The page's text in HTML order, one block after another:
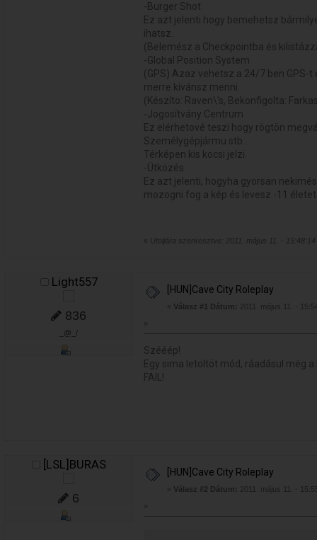
-Burger Shot
Ez azt jelenti hogy bemehetsz
ihatsz.
(Belemész a Checkpointba és
-Global Position System
(GPS) Azaz vehetsz a 24/7 ben
merre kívánsz menni.
(Készíto: Raven\'s, Bekonfigolta:
-Jogosítvány Centrum
Ez elérhetové teszi hogy rögtön
Személygépjármu stb...
Térképen kis kocsi jelzi.
-Ütközés
Ez azt jelenti, hogyha gyorsan
mozogni fog a kép és levesz -11
« Utoljára szerkesztve: 2011. május 11. -
Light557
836
_@_/
[HUN]Cave City Roleplay
« Válasz #1 Dátum: 2011. május 11. -
»
Szééép!
Egy sima letöltöt mód, ráadásul még
FAIL!
[LSL]BURAS
6
[HUN]Cave City Roleplay
« Válasz #2 Dátum:
2011. május 11. -
»